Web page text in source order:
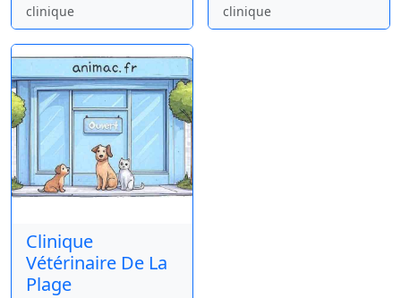
clinique
clinique
Clinique
Vétérinaire De La
Plage